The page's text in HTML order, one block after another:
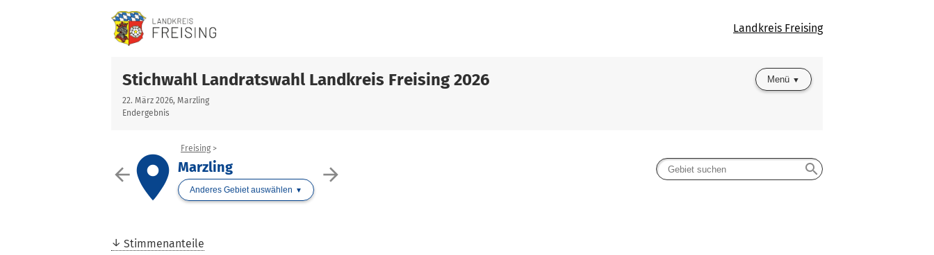
Landkreis Freising
Stichwahl Landratswahl Landkreis Freising 2026
22. März 2026, Marzling
Endergebnis
Menü
arrow_back arrow_forward
place
Freising
Marzling
Anderes Gebiet auswählen
search
Stimmenanteile